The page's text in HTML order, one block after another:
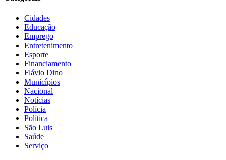
Cidades
Educação
Emprego
Entretenimento
Esporte
Financiamento
Flávio Dino
Municípios
Nacional
Notícias
Polícia
Política
São Luis
Saúde
Serviço